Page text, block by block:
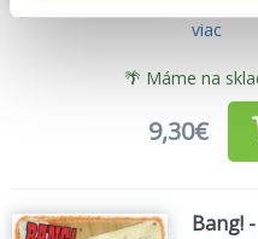
viac
🌴 Máme na
9,30€
Bang!